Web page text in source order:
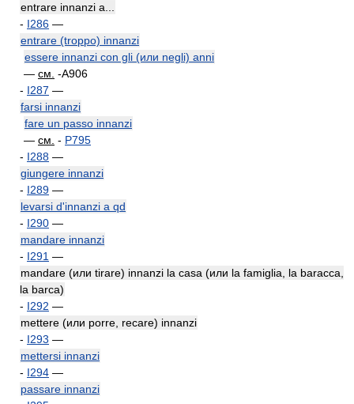
entrare innanzi a...
- I286 —
entrare (troppo) innanzi
essere innanzi con gli (или negli) anni
— см. -A906
- I287 —
farsi innanzi
fare un passo innanzi
— см. - P795
- I288 —
giungere innanzi
- I289 —
levarsi d'innanzi a qd
- I290 —
mandare innanzi
- I291 —
mandare (или tirare) innanzi la casa (или la famiglia, la baracca,
la barca)
- I292 —
mettere (или porre, recare) innanzi
- I293 —
mettersi innanzi
- I294 —
passare innanzi